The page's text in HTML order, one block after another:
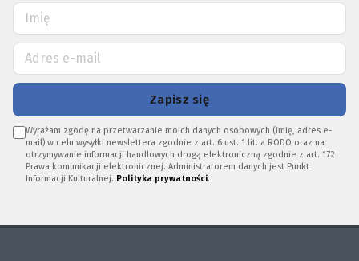
Zapisz się
Wyrażam zgodę na przetwarzanie moich danych osobowych (imię, adres e-
mail) w celu wysyłki newslettera zgodnie z art. 6 ust. 1 lit. a RODO oraz na
otrzymywanie informacji handlowych drogą elektroniczną zgodnie z art. 172
Prawa komunikacji elektronicznej. Administratorem danych jest Punkt
Informacji Kulturalnej. Polityka prywatności.